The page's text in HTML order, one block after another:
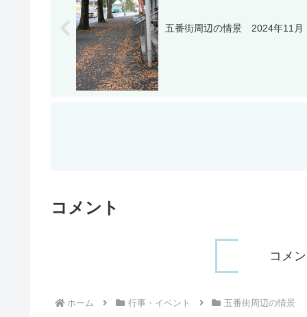
五番街周辺の情景 2024年11
コメント
コメ
ホーム 行事・イベント 五番街周辺の情景